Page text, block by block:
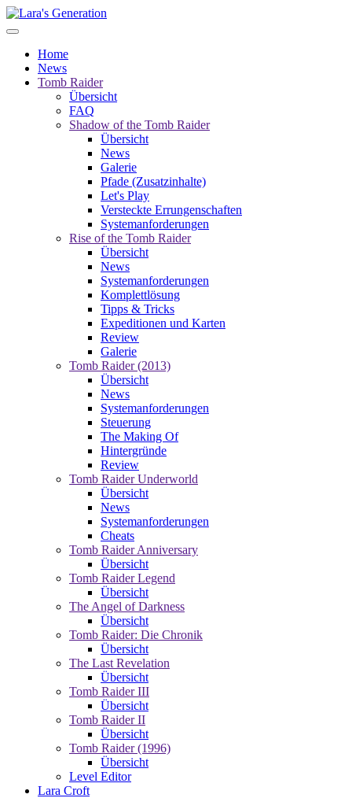
Home
News
Tomb Raider
Übersicht
FAQ
Shadow of the Tomb Raider
Übersicht
News
Galerie
Pfade (Zusatzinhalte)
Let's Play
Versteckte Errungenschaften
Systemanforderungen
Rise of the Tomb Raider
Übersicht
News
Systemanforderungen
Komplettlösung
Tipps & Tricks
Expeditionen und Karten
Review
Galerie
Tomb Raider (2013)
Übersicht
News
Systemanforderungen
Steuerung
The Making Of
Hintergründe
Review
Tomb Raider Underworld
Übersicht
News
Systemanforderungen
Cheats
Tomb Raider Anniversary
Übersicht
Tomb Raider Legend
Übersicht
The Angel of Darkness
Übersicht
Tomb Raider: Die Chronik
Übersicht
The Last Revelation
Übersicht
Tomb Raider III
Übersicht
Tomb Raider II
Übersicht
Tomb Raider (1996)
Übersicht
Level Editor
Lara Croft